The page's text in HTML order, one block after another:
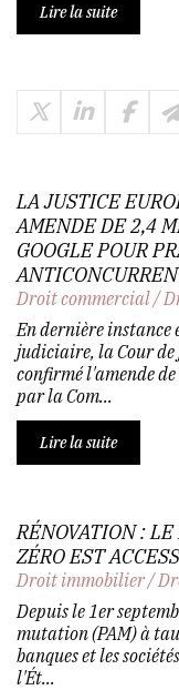
Lire la suite
LA JUSTICE
AMENDE DE 2,4
GOOGLE POUR
Droit commercial/
En dernière instance
judiciaire, la Cour de
confirmé l'amende
par la Com...
Lire la suite
RÉNOVATION :
ZÉRO EST
Droit immobilier/
Depuis le 1er
mutation (PAM) à
banques et les
l'Ét...